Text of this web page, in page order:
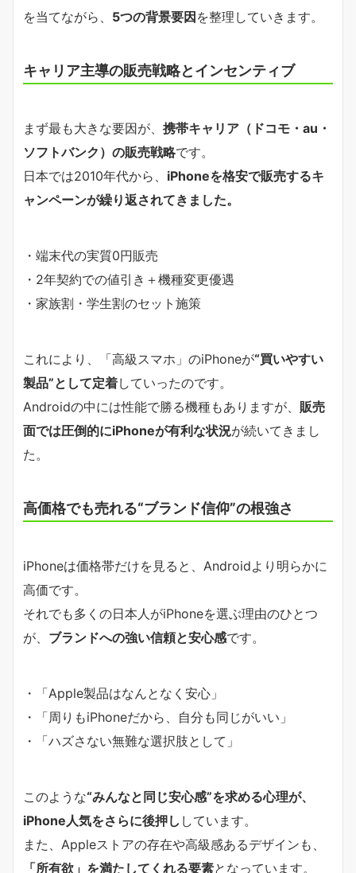
を当てながら、 5つの背景要因を整理していきます。
キャリア主導の販売戦略とインセンティブ
まず最も大きな要因が、 携帯キャリア（ドコモ・au・
ソフトバンク）の販売戦略です。
日本では2010年代から、 iPhoneを格安で販売するキ
ャンペーンが繰り返されてきました。
・端末代の実質0円販売
・2年契約での値引き＋機種変更優遇
・家族割・学生割のセット施策
これにより、「高級スマホ」のiPhoneが“買いやすい
製品”として定着していったのです。
Androidの中には性能で勝る機種もありますが、 販売
面では圧倒的にiPhoneが有利な状況が続いてきまし
た。
高価格でも売れる“ブランド信仰”の根強さ
iPhoneは価格帯だけを見ると、Androidより明らかに
高価です。
それでも多くの日本人がiPhoneを選ぶ理由のひとつ
が、 ブランドへの強い信頼と安心感です。
・「Apple製品はなんとなく安心」
・「周りもiPhoneだから、自分も同じがいい」
・「ハズさない無難な選択肢として」
このような“みんなと同じ安心感”を求める心理が、
iPhone人気をさらに後押し しています。
また、Appleストアの存在や高級感あるデザインも、
「所有欲」を満たしてくれる要素となっています。